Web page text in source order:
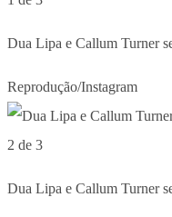
Dua Lipa e Callum Turner
Reprodução/Instagram
2 de 3
Dua Lipa e Callum Turner